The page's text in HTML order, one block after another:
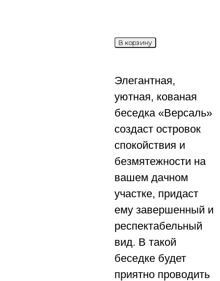
В корзину
Элегантная,
уютная, кованая
беседка «Версаль»
создаст островок
спокойствия и
безмятежности на
вашем дачном
участке, придаст
ему завершенный и
респектабельный
вид. В такой
беседке будет
приятно проводить